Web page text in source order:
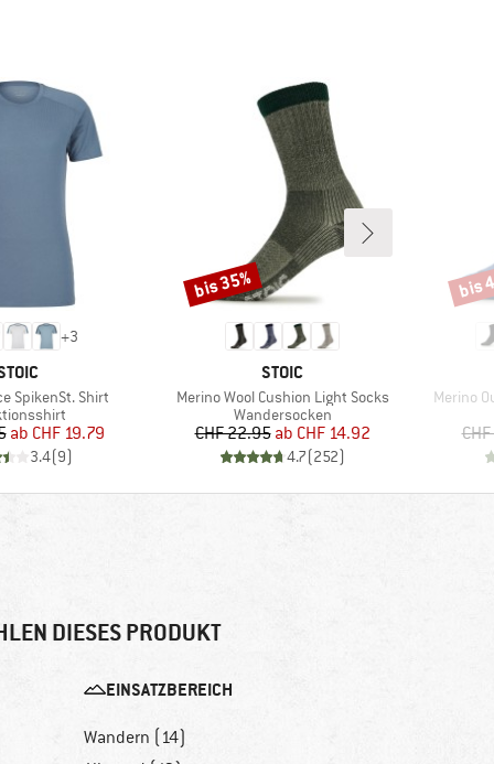
+3
SpikenSt. Shirt
Preis
reduzierter Preis
ab CHF 19.79
3.4(9)
MARKE
STOIC
Artikel
Merino Wool Cushion Light Socks
Produktgruppe
Wandersocken
Preis
CHF 22.95 reduzierter Preis
ab CHF 14.92
4.7(252)
Rabatt
bis 35%
Artikel
Merino
bis
DIESES PRODUKT
EINSATZBEREICH
Wandern (14)